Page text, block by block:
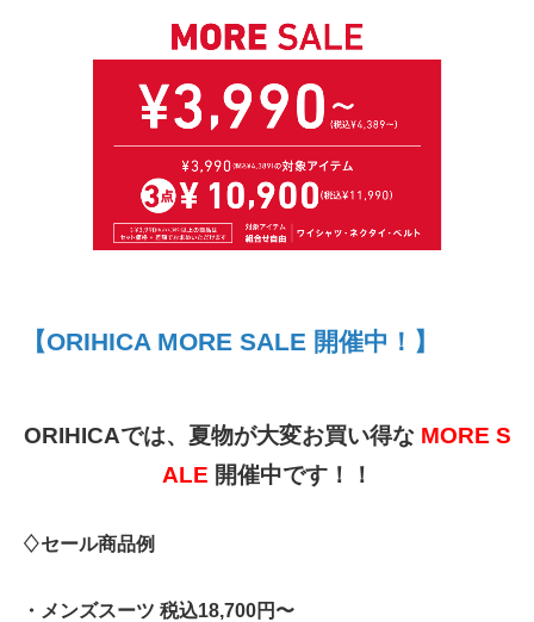
【ORIHICA MORE SALE 開催中！】
ORIHICAでは、夏物が大変お買い得な MORE S
ALE 開催中です！！
♢セール商品例
・メンズスーツ 税込18,700円〜